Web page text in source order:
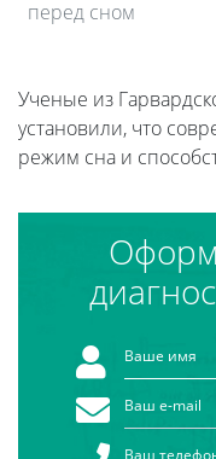
перед сном
Ученые из
установили, что
режим сна и